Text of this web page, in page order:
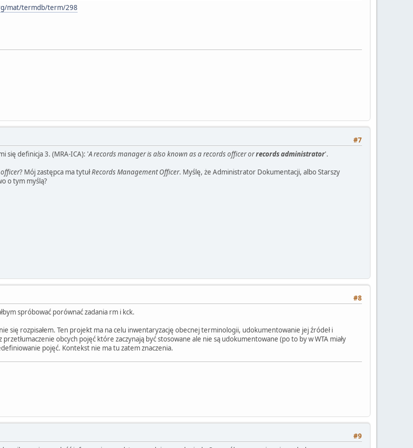
mat/termdb/term/298
#7
się definicja 3. (MRA-ICA): 'A records manager is also known as a records officer orrecords administrator'.
? Mój zastępca ma tytułRecords Management Officer. Myślę, że Administrator Dokumentacji, albo Starszy
o tym myślą?
#8
spróbować porównać zadania rm i kck.
się rozpisałem. Ten projekt ma na celu inwentaryzację obecnej terminologii, udokumentowanie jej źródeł i
obcych pojęć które zaczynają być stosowane ale nie są udokumentowane (po to by w WTA miały
pojęć. Kontekst nie ma tu zatem znaczenia.
#9